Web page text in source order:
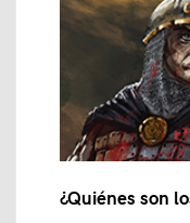
¿Quiénes son